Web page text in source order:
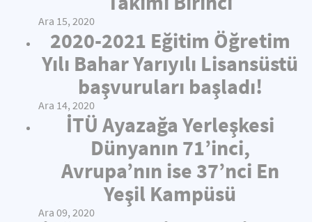
Ara 15, 2020
2020-2021 Eğitim Öğretim
Yılı Bahar Yarıyılı Lisansüstü
başvuruları başladı!
Ara 14, 2020
İTÜ Ayazağa Yerleşkesi
Dünyanın 71’inci,
Avrupa’nın ise 37’nci En
Yeşil Kampüsü
Ara 09, 2020